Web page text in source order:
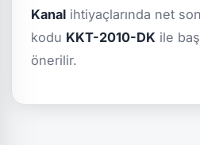
Kanal ihtiyaçlarında net
kodu KKT-2010-DK ile
önerilir.